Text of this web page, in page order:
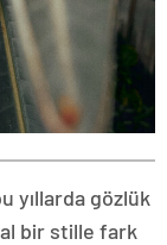
yıllarda gözlük
bir stille fark